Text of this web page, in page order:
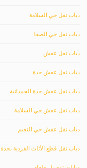
دباب نقل حي السلامة
دباب نقل حي الصفا
دباب نقل عفش
دباب نقل عفش جدة
دباب نقل عفش جدة الحمدانية
دباب نقل عفش حي السلامة
دباب نقل عفش حي النعيم
دباب نقل قطع الأثاث الفردية بجدة